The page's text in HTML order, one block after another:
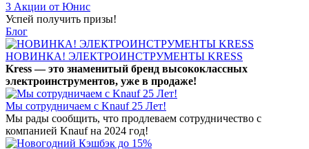
3 Акции от Юнис
Успей получить призы!
Блог
НОВИНКА! ЭЛЕКТРОИНСТРУМЕНТЫ KRESS
Kress — это знаменитый бренд высококлассных
электроинструментов, уже в продаже!
Мы сотрудничаем с Knauf 25 Лет!
Мы рады сообщить, что продлеваем сотрудничество с
компанией Knauf на 2024 год!